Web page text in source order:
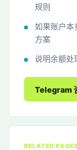
规则
如果账户本
方案
说明余额处
Telegram
RELATED